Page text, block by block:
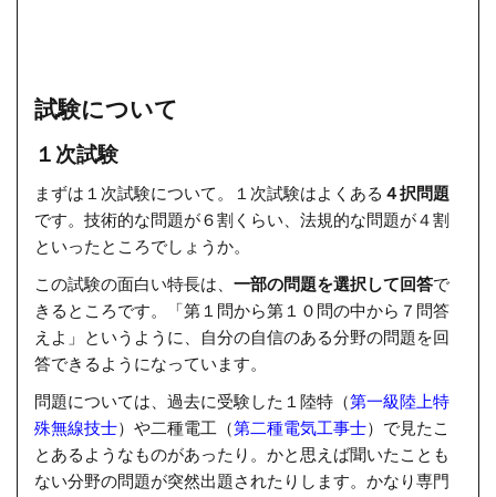
試験について
１次試験
まずは１次試験について。１次試験はよくある ４択問題
です。技術的な問題が６割くらい、法規的な問題が４割
といったところでしょうか。
この試験の面白い特長は、 一部の問題を選択して回答で
きるところです。「第１問から第１０問の中から７問答
えよ」というように、自分の自信のある分野の問題を回
答できるようになっています。
問題については、過去に受験した１陸特（第一級陸上特
殊無線技士）や二種電工（第二種電気工事士）で見たこ
とあるようなものがあったり。かと思えば聞いたことも
ない分野の問題が突然出題されたりします。かなり専門